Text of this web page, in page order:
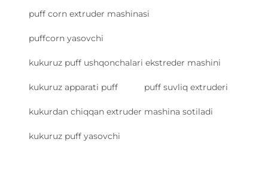
puff corn extruder mashinasi
puffcorn yasovchi
kukuruz puff ushqonchalari ekstreder mashini
kukuruz apparati puff puff suvliq extruderi
kukurdan chiqqan extruder mashina sotiladi
kukuruz puff yasovchi